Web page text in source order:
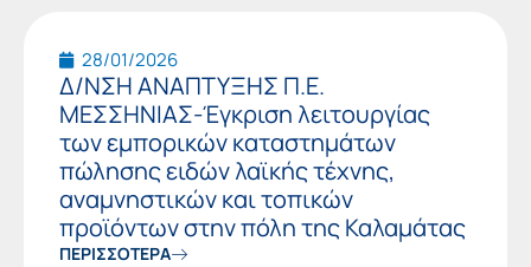
28/01/2026
Δ/ΝΣΗ ΑΝΑΠΤΥΞΗΣ Π.Ε.
ΜΕΣΣΗΝΙΑΣ-Έγκριση λειτουργίας
των εμπορικών καταστημάτων
πώλησης ειδών λαϊκής τέχνης,
αναμνηστικών και τοπικών
προϊόντων στην πόλη της Καλαμάτας
ΠΕΡΙΣΣΟΤΕΡΑ